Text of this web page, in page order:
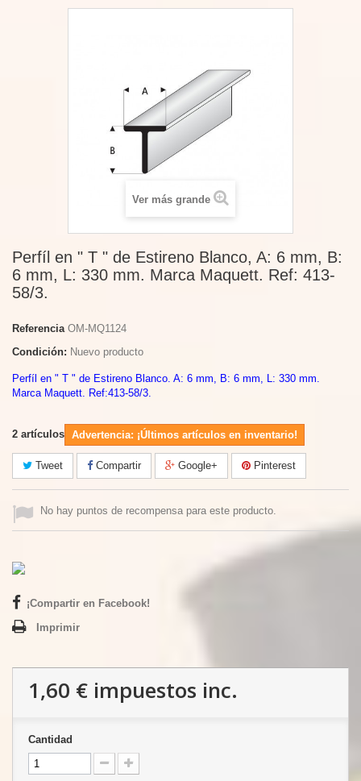
Ver más grande
Perfíl en " T " de Estireno Blanco, A: 6 mm, B:
6 mm, L: 330 mm. Marca Maquett. Ref: 413-
58/3.
Referencia OM-MQ1124
Condición: Nuevo producto
Perfíl en " T " de Estireno Blanco. A: 6 mm, B: 6 mm, L: 330 mm.
Marca Maquett. Ref:413-58/3.
2 artículos Advertencia: ¡Últimos artículos en inventario!
Tweet Compartir Google+ Pinterest
No hay puntos de recompensa para este producto.
¡Compartir en Facebook!
Imprimir
1,60 € impuestos inc.
Cantidad